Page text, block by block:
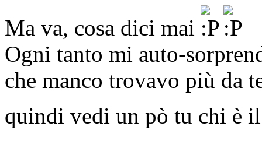
Ma va, cosa dici mai
Ogni tanto mi auto-
che manco trovavo più da
quindi vedi un pò tu chi è